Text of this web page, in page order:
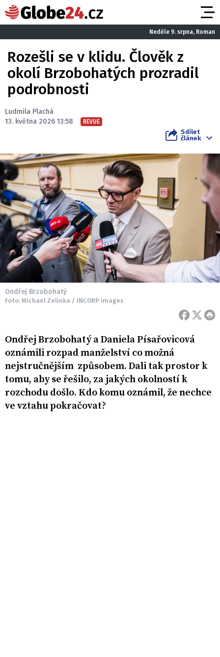
Neděle 9. srpna, Roman
Rozešli se v klidu. Člověk z
okolí Brzobohatých prozradil
podrobnosti
Ludmila Plachá
13. května 2026 13:58
REVUE
Sdílet
článek
Ondřej Brzobohatý
Foto: Michael Zelinka / INCORP images
Ondřej Brzobohatý a Daniela Písařovicová
oznámili rozpad manželství co možná
nejstručnějším způsobem. Dali tak prostor k
tomu, aby se řešilo, za jakých okolností k
rozchodu došlo. Kdo komu oznámil, že nechce
ve vztahu pokračovat?